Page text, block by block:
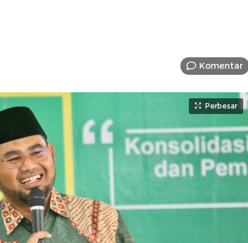
Komentar
Perbesar